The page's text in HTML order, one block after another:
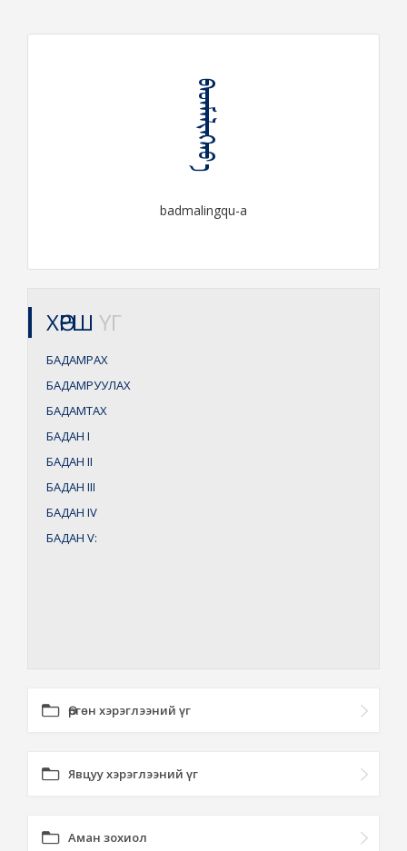
ᠪᠠᠳᠮᠠᠯᠢᠩᠬᠤ᠎ᠠ
badmalingqu-a
ХӨРШ ҮГ
БАДАМРАХ
БАДАМРУУЛАХ
БАДАМТАХ
БАДАН I
БАДАН II
БАДАН III
БАДАН IV
БАДАН V:
Өргөн хэрэглээний үг
Явцуу хэрэглээний үг
Аман зохиол